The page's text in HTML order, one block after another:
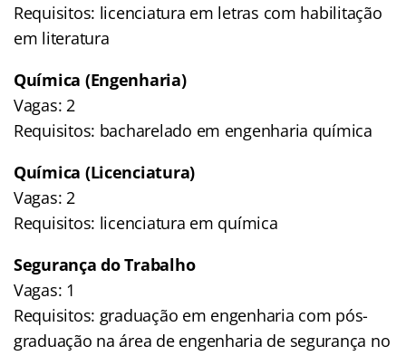
Requisitos: licenciatura em letras com habilitação
em literatura
Química (Engenharia)
Vagas: 2
Requisitos: bacharelado em engenharia química
Química (Licenciatura)
Vagas: 2
Requisitos: licenciatura em química
Segurança do Trabalho
Vagas: 1
Requisitos: graduação em engenharia com pós-
graduação na área de engenharia de segurança no